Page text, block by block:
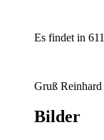
Es findet in
Gruß Reinhard
Bilder